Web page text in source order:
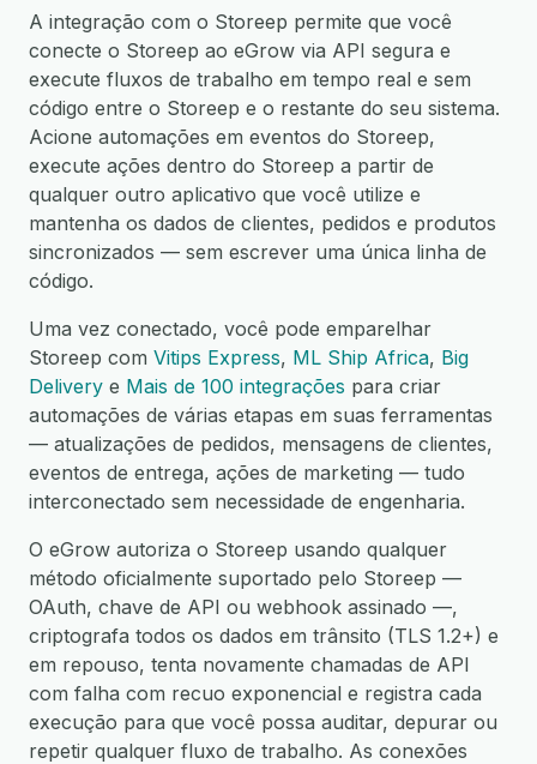
A integração com o Storeep permite que você
conecte o Storeep ao eGrow via API segura e
execute fluxos de trabalho em tempo real e sem
código entre o Storeep e o restante do seu sistema.
Acione automações em eventos do Storeep,
execute ações dentro do Storeep a partir de
qualquer outro aplicativo que você utilize e
mantenha os dados de clientes, pedidos e produtos
sincronizados — sem escrever uma única linha de
código.
Uma vez conectado, você pode emparelhar
Storeep com Vitips Express, ML Ship Africa, Big
Delivery e Mais de 100 integrações para criar
automações de várias etapas em suas ferramentas
— atualizações de pedidos, mensagens de clientes,
eventos de entrega, ações de marketing — tudo
interconectado sem necessidade de engenharia.
O eGrow autoriza o Storeep usando qualquer
método oficialmente suportado pelo Storeep —
OAuth, chave de API ou webhook assinado —,
criptografa todos os dados em trânsito (TLS 1.2+) e
em repouso, tenta novamente chamadas de API
com falha com recuo exponencial e registra cada
execução para que você possa auditar, depurar ou
repetir qualquer fluxo de trabalho. As conexões